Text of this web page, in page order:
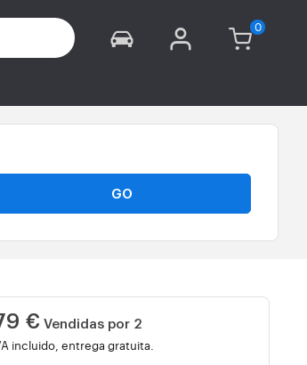
GO
€ Vendidas por 2
incluido, entrega gratuita.